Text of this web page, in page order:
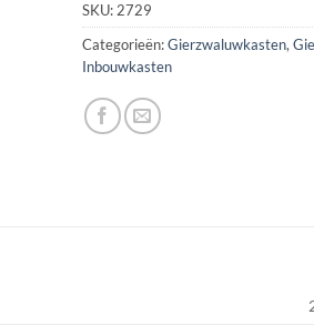
SKU:2729
Categorieën:Gierzwaluwkasten,
Inbouwkasten